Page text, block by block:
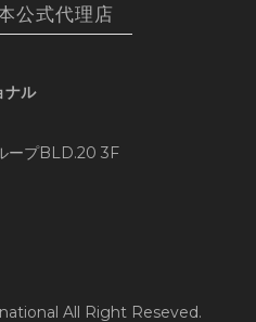
公式代理店
ナル
ープBLD.20 3F
All Right Reseved.